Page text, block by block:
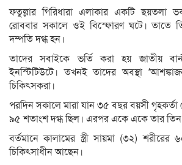
ফতুল্লার গিরিধারা এলাকার একটি ছয়তলা
রোববার সকালে ওই বিস্ফোরণ ঘটে। তাতে
দম্পতি দগ্ধ হন।
তাদের সবাইকে ভর্তি করা হয় জাতীয় বার্ন
ইনস্টিটিউটে। তখনই তাদের অবস্থা
চিকিৎসকরা।
পরদিন সকালে মারা যান ৩৫ বছর বয়সী গৃহকর্তা
৯৫ শতাংশ দগ্ধ ছিল। এরপর একে একে তার তিন
বর্তমানে কালামের স্ত্রী সায়মা (৩২) শরীরের
চিকিৎসাধীন আছেন।